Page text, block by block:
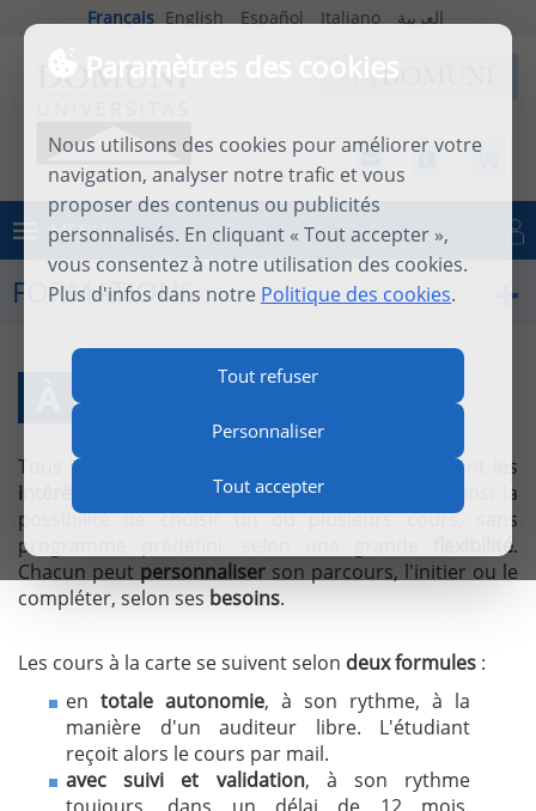
Paramètres des cookies
Nous utilisons des cookies pour améliorer votre
navigation, analyser notre trafic et vous
proposer des contenus ou publicités
personnalisés. En cliquant « Tout accepter »,
vous consentez à notre utilisation des cookies.
Plus d'infos dans notre Politique des cookies.
Tout refuser
Personnaliser
Tout accepter
Français English Español Italiano العربية
MENU Se connecter
FORMATIONS
À LA CARTE
Tous les cours sont accessibles
suivant les
intérêts de chacun
. Domuni-Universitas offre ainsi la
possibilité de choisir un ou plusieurs cours, sans
programme prédéfini, selon une grande
flexibilité.
Chacun peut personnaliser son parcours, l'initier ou le
compléter, selon ses besoins.
Les cours à la carte se suivent selon deux formules :
en totale autonomie, à son rythme, à la
manière d'un auditeur libre. L'étudiant
reçoit alors le cours par mail.
avec suivi et validation, à son rythme
toujours, dans un délai de 12 mois.